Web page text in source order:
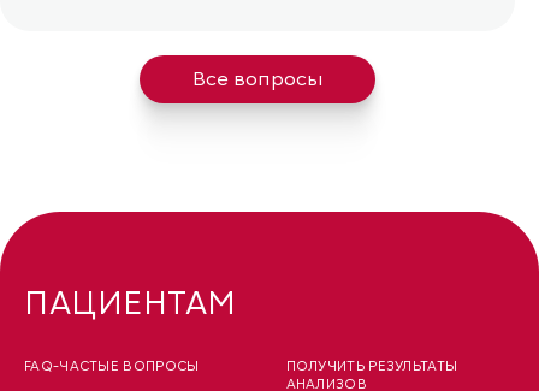
Все вопросы
ПАЦИЕНТАМ
FAQ-ЧАСТЫЕ ВОПРОСЫ
ПОЛУЧИТЬ РЕЗУЛЬТАТЫ
АНАЛИЗОВ